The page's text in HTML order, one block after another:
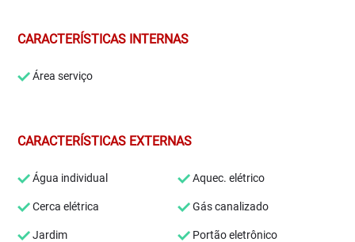
CARACTERÍSTICAS INTERNAS
Área serviço
CARACTERÍSTICAS EXTERNAS
Água individual Aquec. elétrico
Cerca elétrica Gás canalizado
Jardim Portão eletrônico